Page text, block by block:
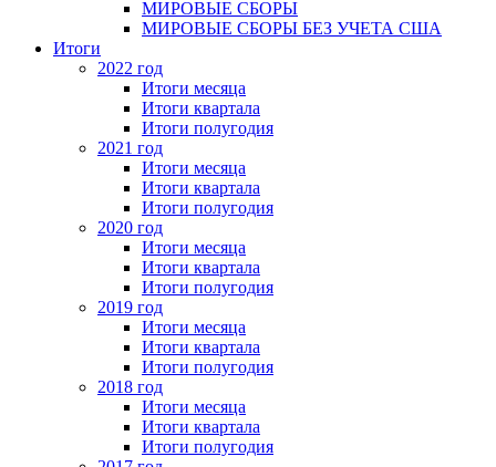
МИРОВЫЕ СБОРЫ
МИРОВЫЕ СБОРЫ БЕЗ УЧЕТА США
Итоги
2022 год
Итоги месяца
Итоги квартала
Итоги полугодия
2021 год
Итоги месяца
Итоги квартала
Итоги полугодия
2020 год
Итоги месяца
Итоги квартала
Итоги полугодия
2019 год
Итоги месяца
Итоги квартала
Итоги полугодия
2018 год
Итоги месяца
Итоги квартала
Итоги полугодия